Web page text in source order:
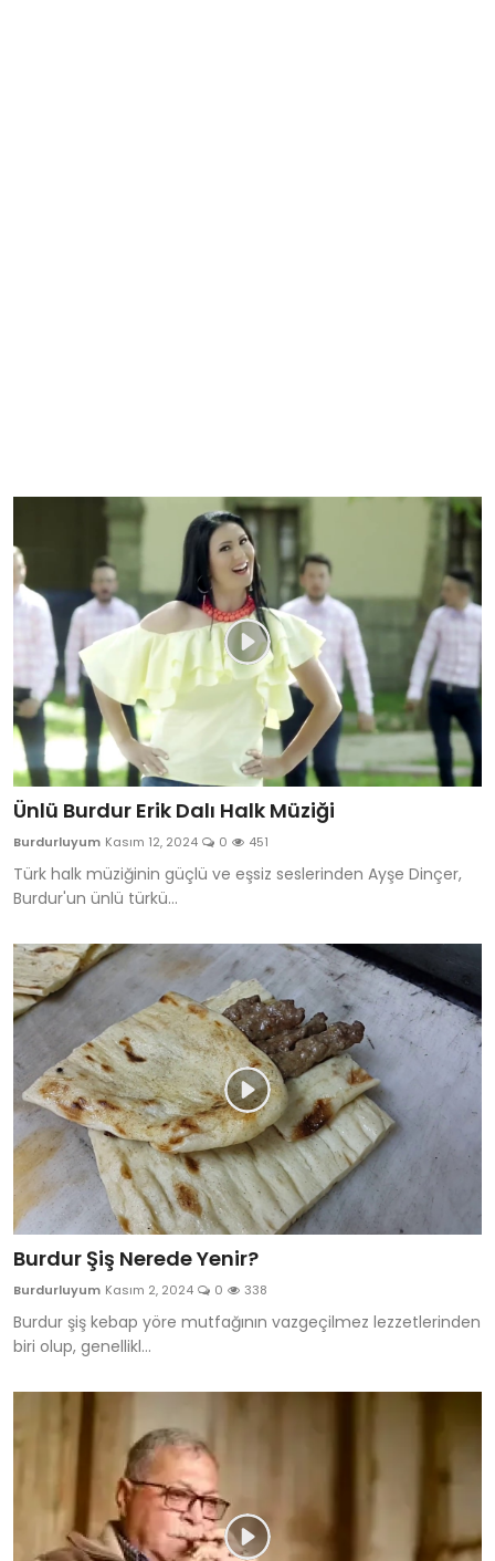
Ünlü Burdur Erik Dalı Halk Müziği
Burdurluyum Kasım 12, 2024 0 451
Türk halk müziğinin güçlü ve eşsiz seslerinden Ayşe Dinçer,
Burdur'un ünlü türkü...
Burdur Şiş Nerede Yenir?
Burdurluyum Kasım 2, 2024 0 338
Burdur şiş kebap yöre mutfağının vazgeçilmez lezzetlerinden
biri olup, genellikl...